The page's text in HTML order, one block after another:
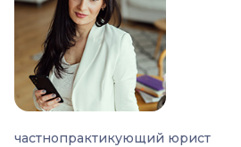
частнопрактикующий юрист